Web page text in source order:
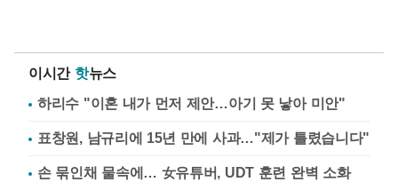
이시간 핫뉴스
하리수 "이혼 내가 먼저 제안…아기 못 낳아 미안"
표창원, 남규리에 15년 만에 사과…"제가 틀렸습니다"
손 묶인채 물속에… 女유튜버, UDT 훈련 완벽 소화